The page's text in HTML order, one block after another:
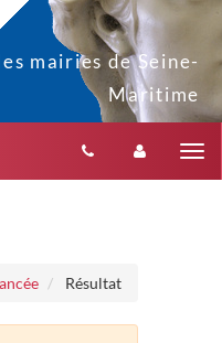
Résultat